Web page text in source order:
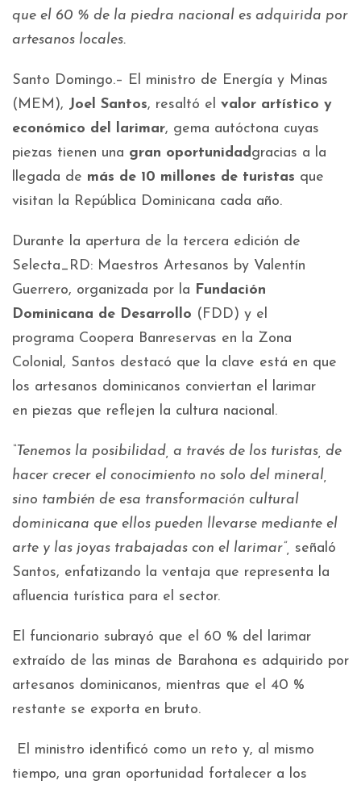
que el 60 % de la piedra nacional es adquirida por
artesanos locales.
Santo Domingo.– El ministro de Energía y Minas
(MEM), Joel Santos, resaltó el valor artístico y
económico del larimar, gema autóctona cuyas
piezas tienen una gran oportunidadgracias a la
llegada de más de 10 millones de turistas que
visitan la República Dominicana cada año.
Durante la apertura de la tercera edición de
Selecta_RD: Maestros Artesanos by Valentín
Guerrero, organizada por la Fundación
Dominicana de Desarrollo (FDD) y el
programa Coopera Banreservas en la Zona
Colonial, Santos destacó que la clave está en que
los artesanos dominicanos conviertan el larimar
en piezas que reflejen la cultura nacional.
“Tenemos la posibilidad, a través de los turistas, de
hacer crecer el conocimiento no solo del mineral,
sino también de esa transformación cultural
dominicana que ellos pueden llevarse mediante el
arte y las joyas trabajadas con el larimar”, señaló
Santos, enfatizando la ventaja que representa la
afluencia turística para el sector.
El funcionario subrayó que el 60 % del larimar
extraído de las minas de Barahona es adquirido por
artesanos dominicanos, mientras que el 40 %
restante se exporta en bruto.
El ministro identificó como un reto y, al mismo
tiempo, una gran oportunidad fortalecer a los